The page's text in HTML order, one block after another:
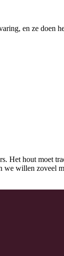
en ze doen
Het hout moet
we willen zoveel